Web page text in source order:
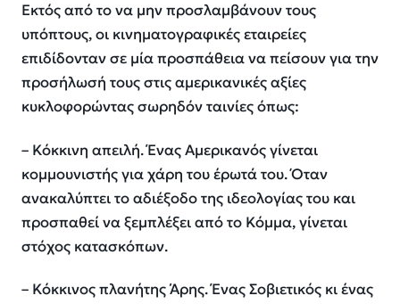
Εκτός από το να μην προσλαμβάνουν τους
υπόπτους, οι κινηματογραφικές εταιρείες
επιδίδονταν σε μία προσπάθεια να πείσουν για την
προσήλωσή τους στις αμερικανικές αξίες
κυκλοφορώντας σωρηδόν ταινίες όπως:
– Κόκκινη απειλή. Ένας Αμερικανός γίνεται
κομμουνιστής για χάρη του έρωτά του. Όταν
ανακαλύπτει το αδιέξοδο της ιδεολογίας του και
προσπαθεί να ξεμπλέξει από το Κόμμα, γίνεται
στόχος κατασκόπων.
– Κόκκινος πλανήτης Άρης. Ένας Σοβιετικός κι ένας